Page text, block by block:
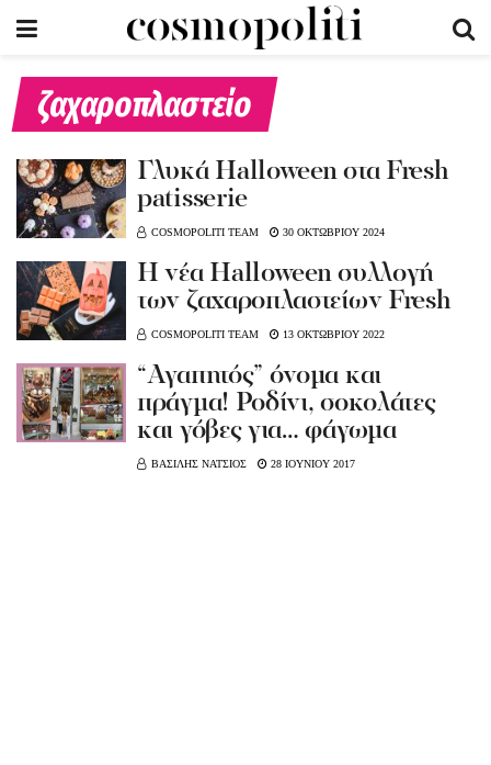
ζαχαροπλαστείο
Γλυκά Halloween στα Fresh
patisserie
COSMOPOLITI TEAM 30 ΟΚΤΩΒΡΙΟΥ 2024
Η νέα Halloween συλλογή
των ζαχαροπλαστείων Fresh
COSMOPOLITI TEAM 13 ΟΚΤΩΒΡΙΟΥ 2022
“Αγαπητός” όνομα και
πράγμα! Ροδίνι, σοκολάτες
και γόβες για… φάγωμα
ΒΑΣΙΛΗΣ ΝΑΤΣΙΟΣ 28 ΙΟΥΝΙΟΥ 2017